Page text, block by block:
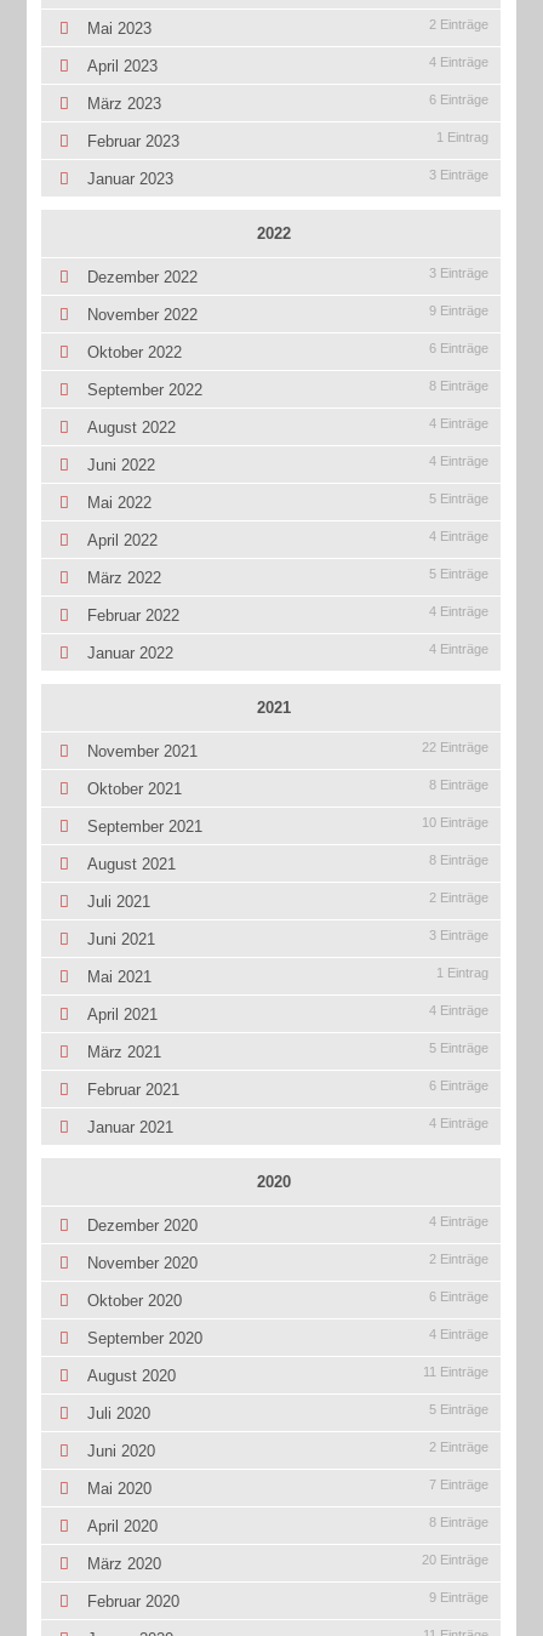
Mai 2023 2 Einträge
April 2023 4 Einträge
März 2023 6 Einträge
Februar 2023 1 Eintrag
Januar 2023 3 Einträge
2022
Dezember 2022 3 Einträge
November 2022 9 Einträge
Oktober 2022 6 Einträge
September 2022 8 Einträge
August 2022 4 Einträge
Juni 2022 4 Einträge
Mai 2022 5 Einträge
April 2022 4 Einträge
März 2022 5 Einträge
Februar 2022 4 Einträge
Januar 2022 4 Einträge
2021
November 2021 22 Einträge
Oktober 2021 8 Einträge
September 2021 10 Einträge
August 2021 8 Einträge
Juli 2021 2 Einträge
Juni 2021 3 Einträge
Mai 2021 1 Eintrag
April 2021 4 Einträge
März 2021 5 Einträge
Februar 2021 6 Einträge
Januar 2021 4 Einträge
2020
Dezember 2020 4 Einträge
November 2020 2 Einträge
Oktober 2020 6 Einträge
September 2020 4 Einträge
August 2020 11 Einträge
Juli 2020 5 Einträge
Juni 2020 2 Einträge
Mai 2020 7 Einträge
April 2020 8 Einträge
März 2020 20 Einträge
Februar 2020 9 Einträge